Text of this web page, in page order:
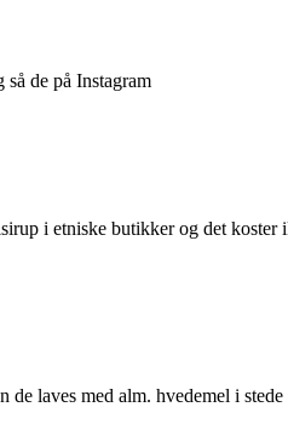
de på Instagram
i etniske butikker og det
laves med alm. hvedemel i